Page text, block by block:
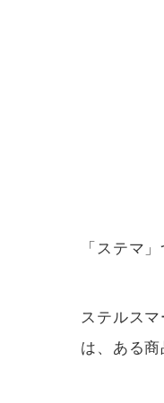
「ステマ
ステルス
は、ある